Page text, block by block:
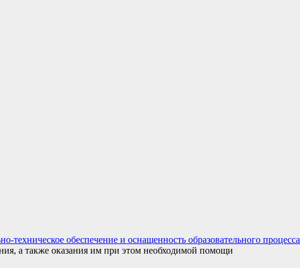
техническое обеспечение и оснащенность образовательного процесса
а также оказания им при этом необходимой помощи